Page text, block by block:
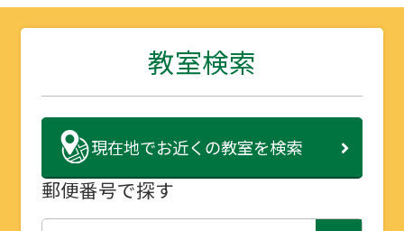
教室検索
現在地でお近くの教室を検索
郵便番号で探す